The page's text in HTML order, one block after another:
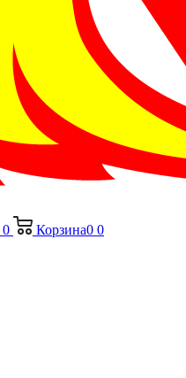
0 Корзина0 0